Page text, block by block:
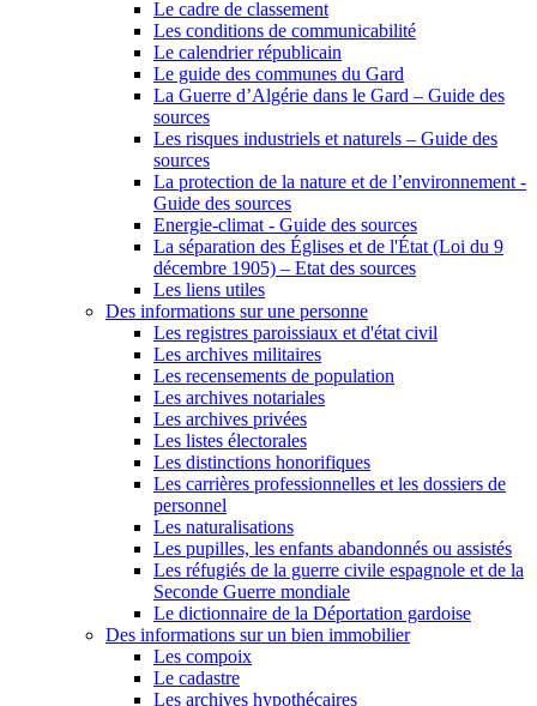
Le cadre de classement
Les conditions de communicabilité
Le calendrier républicain
Le guide des communes du Gard
La Guerre d’Algérie dans le Gard – Guide des
sources
Les risques industriels et naturels – Guide des
sources
La protection de la nature et de l’environnement -
Guide des sources
Energie-climat - Guide des sources
La séparation des Églises et de l'État (Loi du 9
décembre 1905) – Etat des sources
Les liens utiles
Des informations sur une personne
Les registres paroissiaux et d'état civil
Les archives militaires
Les recensements de population
Les archives notariales
Les archives privées
Les listes électorales
Les distinctions honorifiques
Les carrières professionnelles et les dossiers de
personnel
Les naturalisations
Les pupilles, les enfants abandonnés ou assistés
Les réfugiés de la guerre civile espagnole et de la
Seconde Guerre mondiale
Le dictionnaire de la Déportation gardoise
Des informations sur un bien immobilier
Les compoix
Le cadastre
Les archives hypothécaires